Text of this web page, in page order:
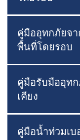
คู่มืออุทกภัยจา
พื้นที่โดยรอบ
คู่มือรับมืออุท
เคียง
คู่มือน้ำท่วมเบ